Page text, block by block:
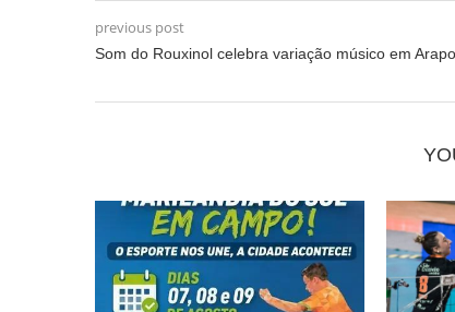
previous post
Som do Rouxinol celebra variação músico em